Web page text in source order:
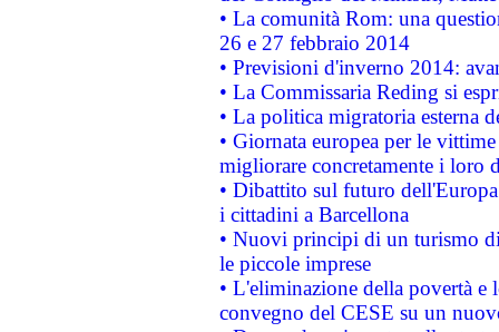
• La comunità Rom: una
26 e 27 febbraio 2014
• Previsioni d'inverno 2014:
• La Commissaria Reding si
• La politica migratoria esterna
• Giornata europea per le
migliorare concretamente i loro
• Dibattito sul futuro
i cittadini a Barcellona
• Nuovi principi di un turismo
le piccole imprese
• L'eliminazione della povertà
convegno del CESE su un